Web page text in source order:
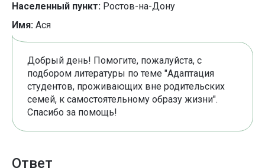
Населенный пункт: Ростов-на-Дону
Имя: Ася
Добрый день! Помогите, пожалуйста, с
подбором литературы по теме "Адаптация
студентов, проживающих вне родительских
семей, к самостоятельному образу жизни".
Спасибо за помощь!
Ответ